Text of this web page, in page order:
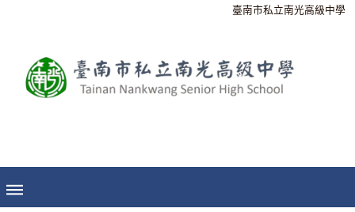
臺南市私立南光高級中學